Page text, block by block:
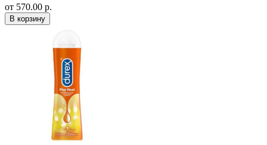
от 570.00 р.
В корзину